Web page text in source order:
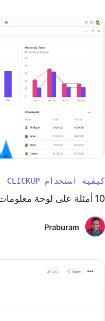
كيفية استخدام CLICKUP
10 أمثلة على لوحة معلومات ClickUp للفرق
Praburam